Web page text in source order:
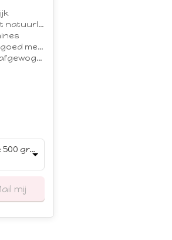
knaaginstinct
te maken
Gewicht : 500 gram
mij